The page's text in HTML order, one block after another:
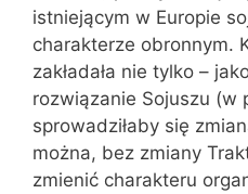
istniejącym w Europie
charakterze obronnym.
zakładała nie tylko –
rozwiązanie Sojuszu (w
sprowadziłaby się
można, bez zmiany
zmienić charakteru